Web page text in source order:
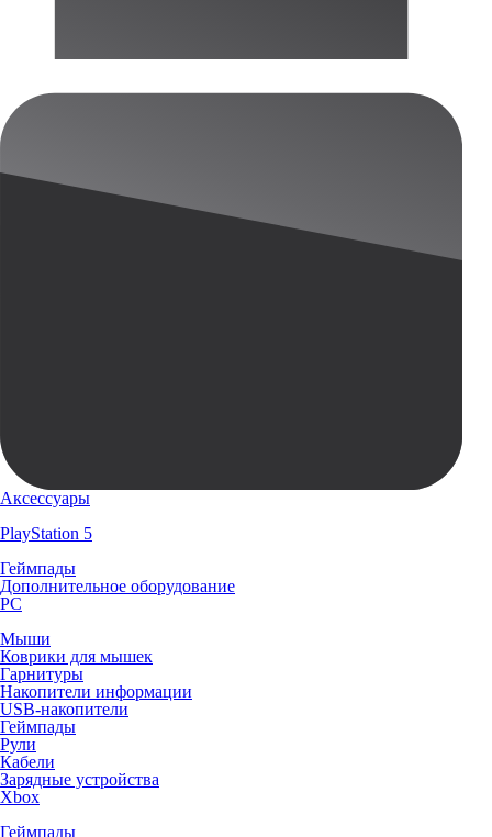
Аксессуары
PlayStation 5
Геймпады
Дополнительное оборудование
PC
Мыши
Коврики для мышек
Гарнитуры
Накопители информации
USB-накопители
Геймпады
Рули
Кабели
Зарядные устройства
Xbox
Геймпады